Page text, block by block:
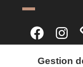
Gestion